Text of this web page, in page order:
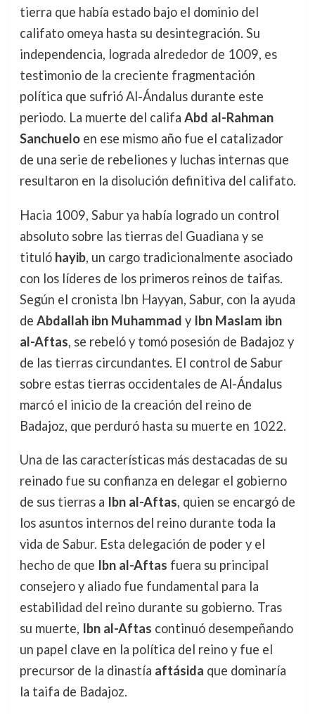
tierra que había estado bajo el dominio del
califato omeya hasta su desintegración. Su
independencia, lograda alrededor de 1009, es
testimonio de la creciente fragmentación
política que sufrió Al-Ándalus durante este
periodo. La muerte del califa Abd al-Rahman
Sanchueloen ese mismo año fue el catalizador
de una serie de rebeliones y luchas internas que
resultaron en la disolución definitiva del califato.
Hacia 1009, Sabur ya había logrado un control
absoluto sobre las tierras del Guadiana y se
tituló hayib, un cargo tradicionalmente asociado
con los líderes de los primeros reinos de taifas.
Según el cronista Ibn Hayyan, Sabur, con la ayuda
de Abdallah ibn Muhammad y Ibn Maslam ibn
al-Aftas, se rebeló y tomó posesión de Badajoz y
de las tierras circundantes. El control de Sabur
sobre estas tierras occidentales de Al-Ándalus
marcó el inicio de la creación del reino de
Badajoz, que perduró hasta su muerte en 1022.
Una de las características más destacadas de su
reinado fue su confianza en delegar el gobierno
de sus tierras a Ibn al-Aftas, quien se encargó de
los asuntos internos del reino durante toda la
vida de Sabur. Esta delegación de poder y el
hecho de que Ibn al-Aftas fuera su principal
consejero y aliado fue fundamental para la
estabilidad del reino durante su gobierno. Tras
su muerte, Ibn al-Aftas continuó desempeñando
un papel clave en la política del reino y fue el
precursor de la dinastía aftásida que dominaría
la taifa de Badajoz.